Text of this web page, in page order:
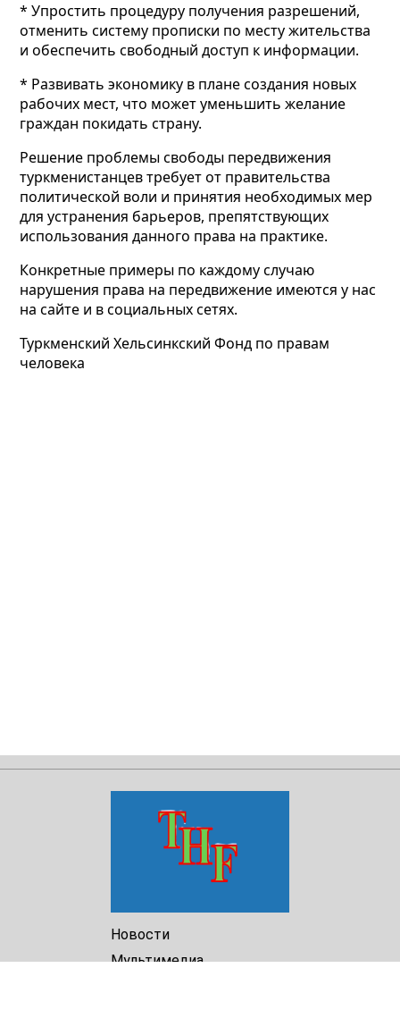
* Упростить процедуру получения разрешений,
отменить систему прописки по месту жительства
и обеспечить свободный доступ к информации.
* Развивать экономику в плане создания новых
рабочих мест, что может уменьшить желание
граждан покидать страну.
Решение проблемы свободы передвижения
туркменистанцев требует от правительства
политической воли и принятия необходимых мер
для устранения барьеров, препятствующих
использования данного права на практике.
Конкретные примеры по каждому случаю
нарушения права на передвижение имеются у нас
на сайте и в социальных сетях.
Туркменский Хельсинкский Фонд по правам
человека
Новости
Мультимедиа